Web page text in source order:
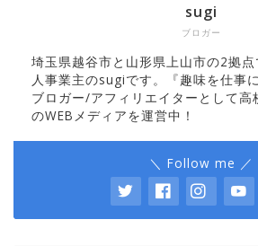
ブロガー
sugi
埼玉県越谷市と山形県上山市の2拠
人事業主のsugiです。『趣味を仕事
ブロガー/アフィリエイターとして高
のWEBメディアを運営中！
＼ Follow me ／